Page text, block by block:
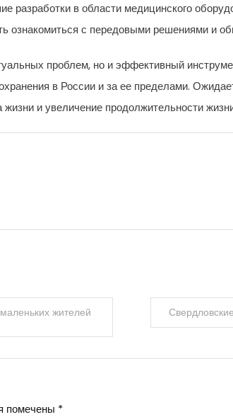
разработки в области медицинского
ознакомиться с передовыми решениями и
проблем, но и эффективный
в России и за ее пределами.
и увеличение продолжительности
жителей
помечены *